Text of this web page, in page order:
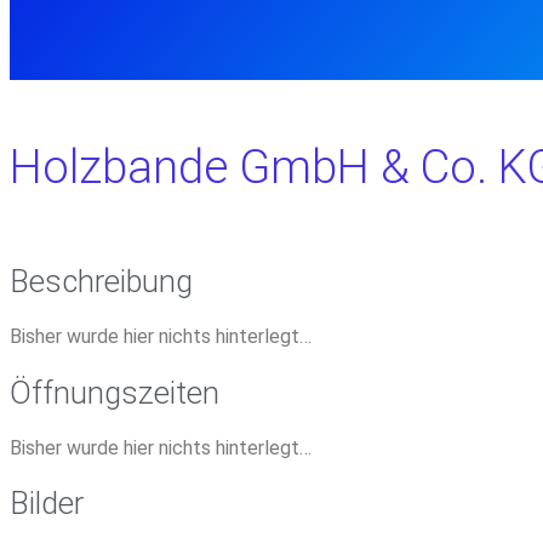
Holzbande GmbH & Co.
Beschreibung
Bisher wurde hier nichts hinterlegt…
Öffnungszeiten
Bisher wurde hier nichts hinterlegt…
Bilder